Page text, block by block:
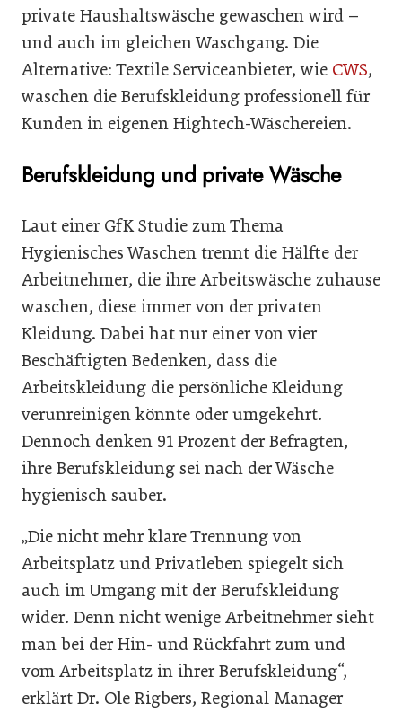
private Haushaltswäsche gewaschen wird –
und auch im gleichen Waschgang. Die
Alternative: Textile Serviceanbieter, wie CWS,
waschen die Berufskleidung professionell für
Kunden in eigenen Hightech-Wäschereien.
Berufskleidung und private Wäsche
Laut einer GfK Studie zum Thema
Hygienisches Waschen trennt die Hälfte der
Arbeitnehmer, die ihre Arbeitswäsche zuhause
waschen, diese immer von der privaten
Kleidung. Dabei hat nur einer von vier
Beschäftigten Bedenken, dass die
Arbeitskleidung die persönliche Kleidung
verunreinigen könnte oder umgekehrt.
Dennoch denken 91 Prozent der Befragten,
ihre Berufskleidung sei nach der Wäsche
hygienisch sauber.
„Die nicht mehr klare Trennung von
Arbeitsplatz und Privatleben spiegelt sich
auch im Umgang mit der Berufskleidung
wider. Denn nicht wenige Arbeitnehmer sieht
man bei der Hin- und Rückfahrt zum und
vom Arbeitsplatz in ihrer Berufskleidung“,
erklärt Dr. Ole Rigbers, Regional Manager